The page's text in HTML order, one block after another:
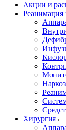
Акции и
Реанимация
Хирургия